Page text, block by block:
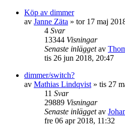
Köp av dimmer
av Janne Zäta » tor 17 maj
4 Svar
13344 Visningar
Senaste inläggetav
tis 26 jun 2018, 20:47
dimmer/switch?
av Mathias Lindqvist » tis 27
11 Svar
29889 Visningar
Senaste inläggetav
fre 06 apr 2018, 11:32